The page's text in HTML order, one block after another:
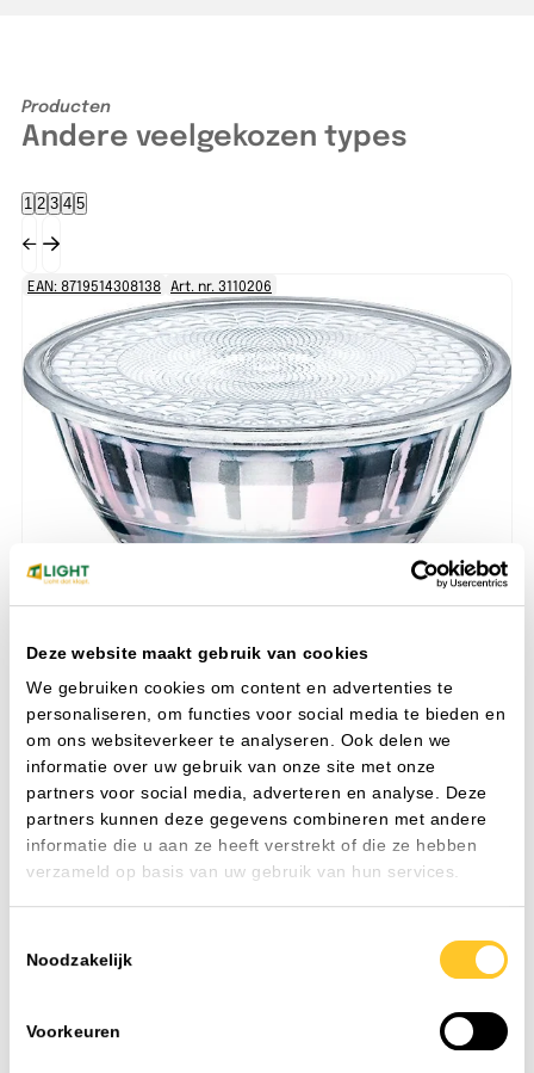
Deze website maakt gebruik van cookies
We gebruiken cookies om content en advertenties te
personaliseren, om functies voor social media te bieden en
om ons websiteverkeer te analyseren. Ook delen we
informatie over uw gebruik van onze site met onze
partners voor social media, adverteren en analyse. Deze
partners kunnen deze gegevens combineren met andere
informatie die u aan ze heeft verstrekt of die ze hebben
verzameld op basis van uw gebruik van hun services.
Noodzakelijk
Voorkeuren
Producten
Andere veelgekozen types
1 2 3 4 5
EAN: 8719514308138 Art. nr. 3110206
MAS LED spot VLE D 4.8-50W GU10 927 36D
IP20
CRI90-100
Toevoegen